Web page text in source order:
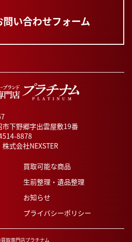
問い合わせフォーム
市下野郷字出雲屋敷19番
8878
式会社NEXSTER
買取可能な商品
生前整理・遺品整理
お知らせ
プライバシーポリシー
取専門店プラチナム